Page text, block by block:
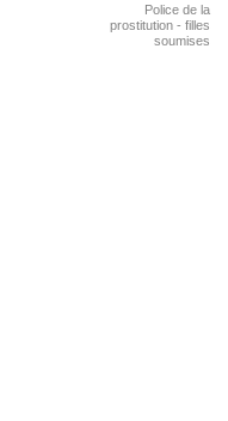
Police de la
prostitution - filles
soumises